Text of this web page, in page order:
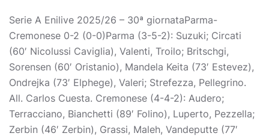
Serie A Enilive 2025/26 – 30ª giornataParma-
Cremonese 0-2 (0-0)Parma (3-5-2): Suzuki; Circati
(60′ Nicolussi Caviglia), Valenti, Troilo; Britschgi,
Sorensen (60′ Oristanio), Mandela Keita (73′ Estevez),
Ondrejka (73′ Elphege), Valeri; Strefezza, Pellegrino.
All. Carlos Cuesta. Cremonese (4-4-2): Audero;
Terracciano, Bianchetti (89′ Folino), Luperto, Pezzella;
Zerbin (46′ Zerbin), Grassi, Maleh, Vandeputte (77′